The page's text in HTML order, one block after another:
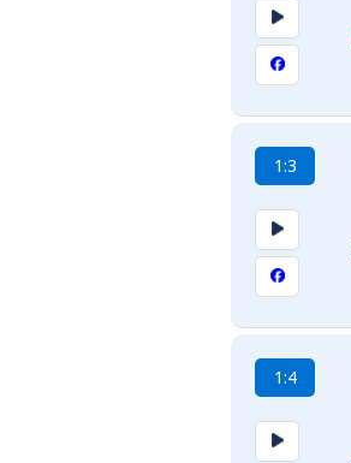
1:3
1:4